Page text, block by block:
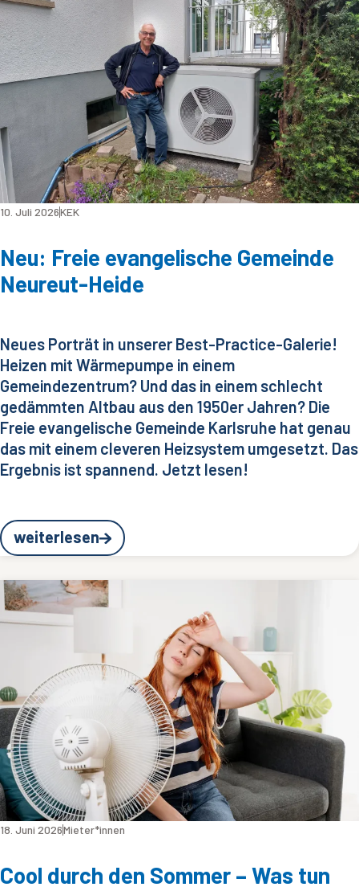
Neu: Freie evangelische Gemeinde
Neureut-Heide
10. Juli 2026KEK
Neues Porträt in unserer Best-Practice-Galerie!
Heizen mit Wärmepumpe in einem
Gemeindezentrum? Und das in einem schlecht
gedämmten Altbau aus den 1950er Jahren? Die
Freie evangelische Gemeinde Karlsruhe hat genau
das mit einem cleveren Heizsystem umgesetzt. Das
Ergebnis ist spannend. Jetzt lesen!
weiterlesen
Cool durch den Sommer – Was tun
18. Juni 2026Mieter*innen